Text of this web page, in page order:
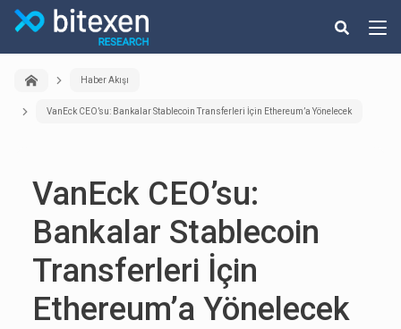
Haber Akışı
VanEck CEO’su: Bankalar Stablecoin Transferleri İçin Ethereum’a Yönelecek
VanEck CEO’su:
Bankalar Stablecoin
Transferleri İçin
Ethereum’a Yönelecek